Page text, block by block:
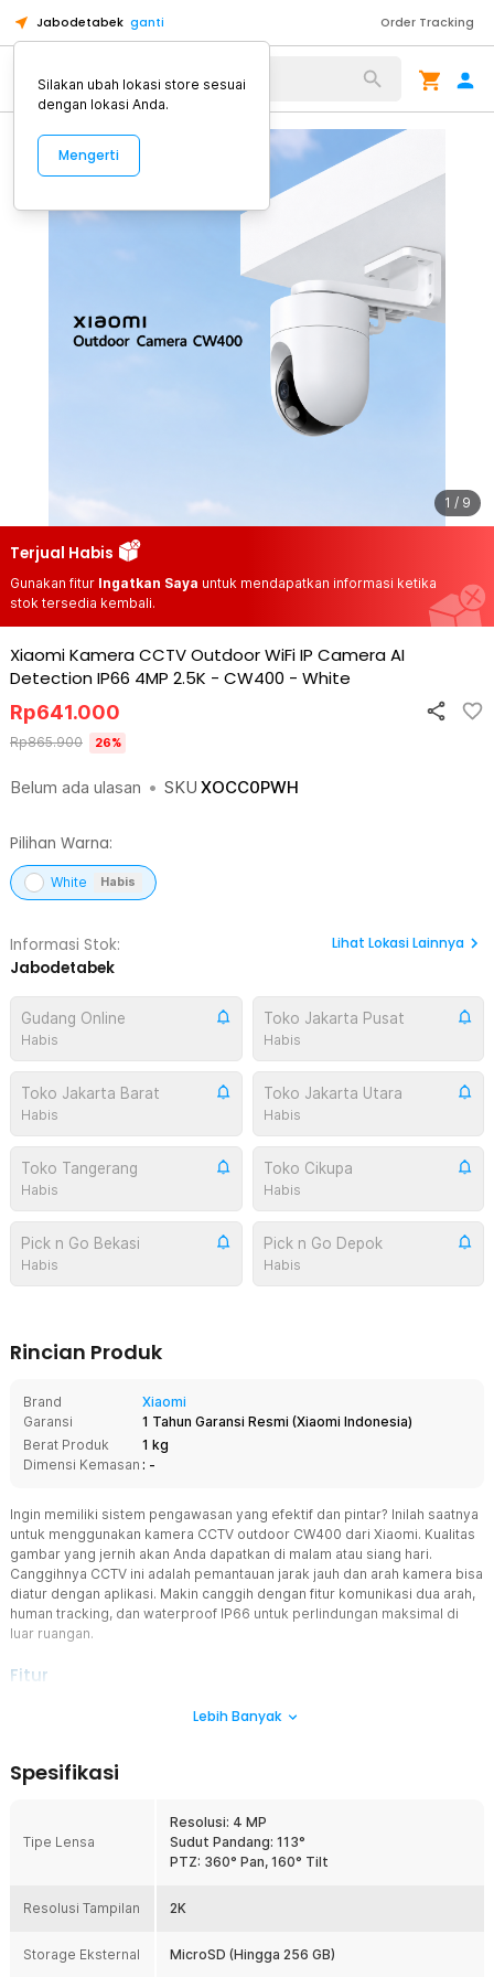
Jabodetabek ganti Order Tracking
Alat Kopi
1 / 9
Terjual Habis
Gunakan fitur Ingatkan Saya untuk mendapatkan informasi ketika
stok tersedia kembali.
Xiaomi Kamera CCTV Outdoor WiFi IP Camera AI
Detection IP66 4MP 2.5K - CW400 - White
Belum ada ulasan • SKU XOCC0PWH
Rp641.000
Rp865.900 26%
Pilihan Warna:
White Habis
Informasi Stok:
Jabodetabek
Lihat Lokasi Lainnya
Gudang Online
Habis
Toko Jakarta Pusat
Habis
Toko Jakarta Barat
Habis
Toko Jakarta Utara
Habis
Toko Tangerang
Habis
Toko Cikupa
Habis
Pick n Go Bekasi
Habis
Pick n Go Depok
Habis
Rincian Produk
Brand
Xiaomi
Garansi
1 Tahun Garansi Resmi (Xiaomi Indonesia)
Berat Produk
1 kg
Dimensi Kemasan : -
Ingin memiliki sistem pengawasan yang efektif dan pintar? Inilah saatnya
untuk menggunakan kamera CCTV outdoor CW400 dari Xiaomi. Kualitas
gambar yang jernih akan Anda dapatkan di malam atau siang hari.
Canggihnya CCTV ini adalah pemantauan jarak jauh dan arah kamera bisa
diatur dengan aplikasi. Makin canggih dengan fitur komunikasi dua arah,
human tracking, dan waterproof IP66 untuk perlindungan maksimal di
luar ruangan.
Fitur
hasil rekaman yang blur jika Anda menggunakan kamera CCTV
Malam Hari Tetap Jelas
Tidak perlu khawatir saat lingkungan dalam kondisi gelap karena
kamera CCTV telah dibekali sistem night vision. Sistem ini
dengan cahaya putih. Anda bisa melihat objek dengan jelas meski
Sistem Deteksi Manusia
Lebih Banyak
Spesifikasi
Tipe Lensa
Resolusi: 4 MP
Sudut Pandang: 113°
PTZ: 360° Pan, 160° Tilt
Resolusi Tampilan 2K
Storage Eksternal MicroSD (Hingga 256 GB)
Silakan ubah lokasi store sesuai
dengan lokasi Anda.
Mengerti